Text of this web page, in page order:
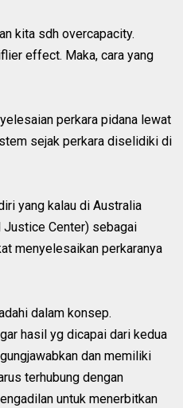
kita sdh overcapacity.
effect. Maka, cara yang
perkara pidana lewat
sejak perkara diselidiki di
yang kalau di Australia
Center) sebagai
menyelesaikan perkaranya
dalam konsep.
hasil yg dicapai dari kedua
dan memiliki
terhubung dengan
untuk menerbitkan